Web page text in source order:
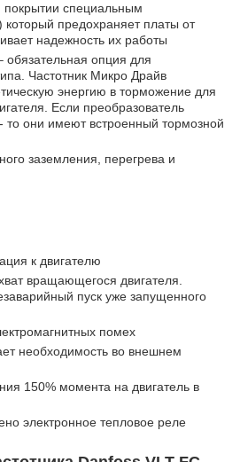
специальным
предохраняет платы от
надежность их работы
опция для
Частотник Микро Драйв
энергию в торможение для
Если преобразователь
то они имеют встроенный тормозной
заземления, перегрева и
к двигателю
вращающегося двигателя.
пуск уже запущенного
помех
необходимость во внешнем
150% момента на двигатель в
электронное тепловое реле